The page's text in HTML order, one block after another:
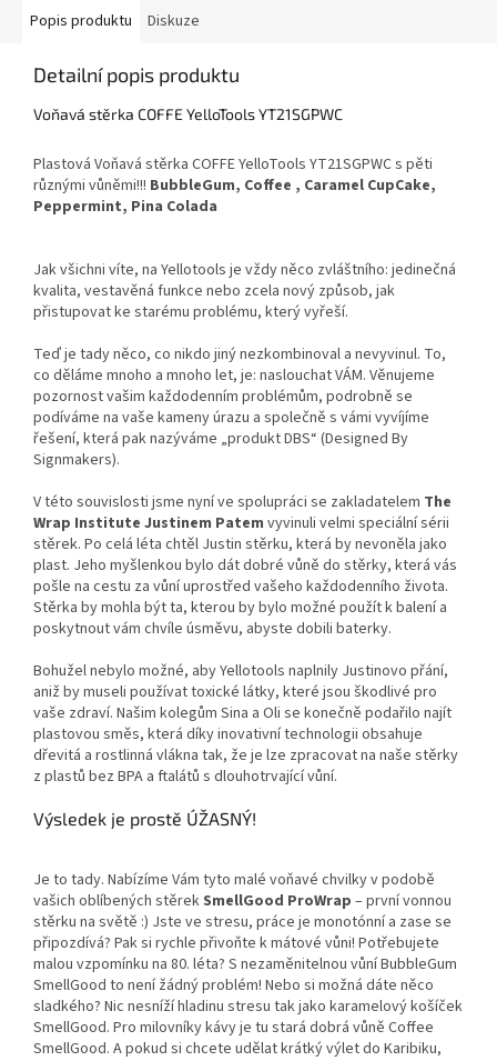
Popis produktu Diskuze
Detailní popis produktu
Voňavá stěrka COFFE YelloTools YT21SGPWC
Plastová Voňavá stěrka COFFE YelloTools YT21SGPWC s pěti
různými vůněmi!!! BubbleGum, Coffee , Caramel CupCake,
Peppermint, Pina Colada
Jak všichni víte, na Yellotools je vždy něco zvláštního: jedinečná
kvalita, vestavěná funkce nebo zcela nový způsob, jak
přistupovat ke starému problému, který vyřeší.
Teď je tady něco, co nikdo jiný nezkombinoval a nevyvinul. To,
co děláme mnoho a mnoho let, je: naslouchat VÁM. Věnujeme
pozornost vašim každodenním problémům, podrobně se
podíváme na vaše kameny úrazu a společně s vámi vyvíjíme
řešení, která pak nazýváme „produkt DBS“ (Designed By
Signmakers).
V této souvislosti jsme nyní ve spolupráci se zakladatelem The
Wrap Institute Justinem Patem vyvinuli velmi speciální sérii
stěrek. Po celá léta chtěl Justin stěrku, která by nevoněla jako
plast. Jeho myšlenkou bylo dát dobré vůně do stěrky, která vás
pošle na cestu za vůní uprostřed vašeho každodenního života.
Stěrka by mohla být ta, kterou by bylo možné použít k balení a
poskytnout vám chvíle úsměvu, abyste dobili baterky.
Bohužel nebylo možné, aby Yellotools naplnily Justinovo přání,
aniž by museli používat toxické látky, které jsou škodlivé pro
vaše zdraví. Našim kolegům Sina a Oli se konečně podařilo najít
plastovou směs, která díky inovativní technologii obsahuje
dřevitá a rostlinná vlákna tak, že je lze zpracovat na naše stěrky
z plastů bez BPA a ftalátů s dlouhotrvající vůní.
Výsledek je prostě ÚŽASNÝ!
Je to tady. Nabízíme Vám tyto malé voňavé chvilky v podobě
vašich oblíbených stěrekSmellGood ProWrap – první vonnou
stěrku na světě :) Jste ve stresu, práce je monotónní a zase se
připozdívá? Pak si rychle přivoňte k mátové vůni! Potřebujete
malou vzpomínku na 80. léta? S nezaměnitelnou vůní BubbleGum
SmellGood to není žádný problém! Nebo si možná dáte něco
sladkého? Nic nesníží hladinu stresu tak jako karamelový košíček
SmellGood. Pro milovníky kávy je tu stará dobrá vůně Coffee
SmellGood. A pokud si chcete udělat krátký výlet do Karibiku,